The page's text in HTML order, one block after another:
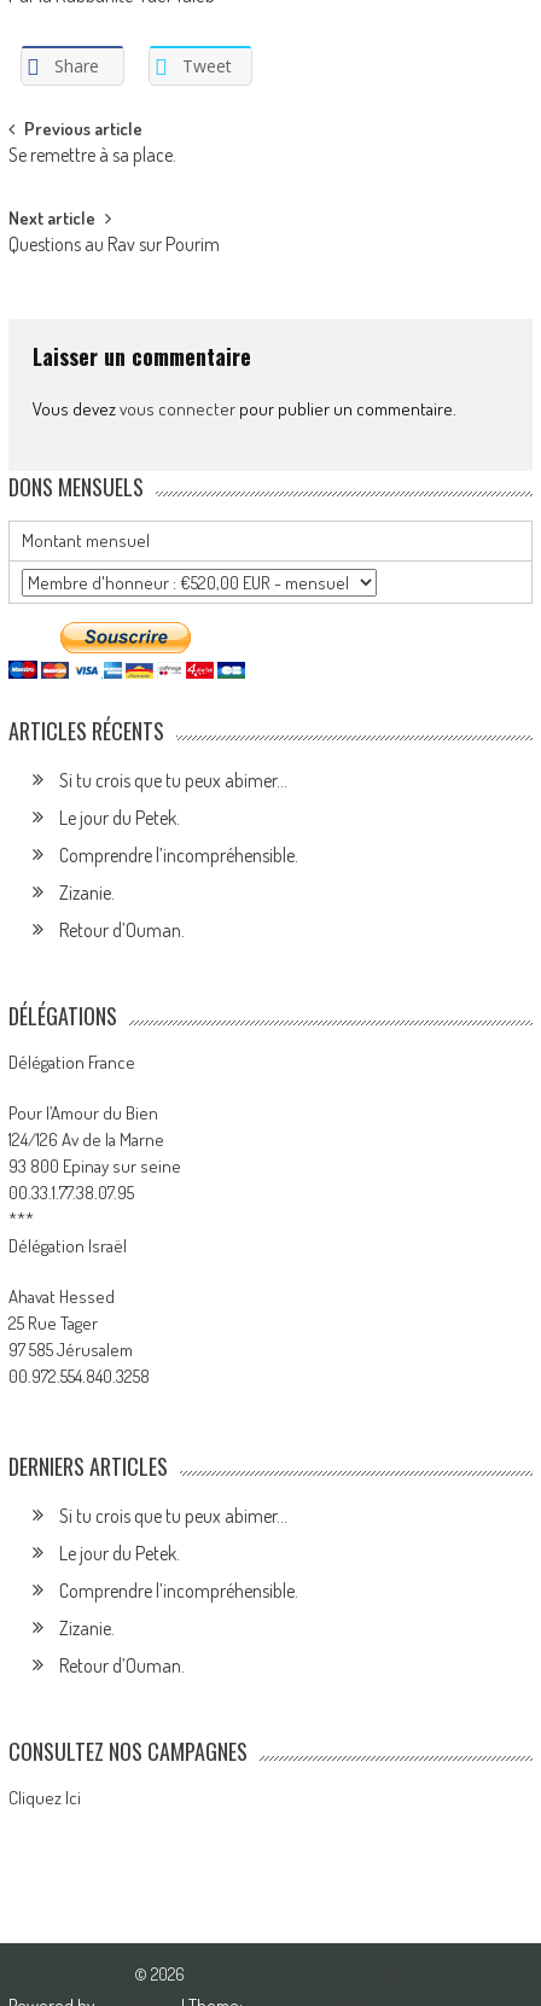
Share Tweet
Post
navigation
Previous article
Se remettre à sa place.
Next article
Questions au Rav sur Pourim
Laisser un commentaire
Vous devezvous connecterpour publier un commentaire.
DONS MENSUELS
Montant mensuel
ARTICLES RÉCENTS
Si tu crois que tu peux abimer…
Le jour du Petek.
Comprendre l’incompréhensible.
Zizanie.
Retour d’Ouman.
DÉLÉGATIONS
Délégation France
Pour l’Amour du Bien
124/126 Av de la Marne
93 800 Epinay sur seine
00.33.1.77.38.07.95
***
Délégation Israël
Ahavat Hessed
25 Rue Tager
97 585 Jérusalem
00.972.554.840.3258
DERNIERS ARTICLES
Si tu crois que tu peux abimer…
Le jour du Petek.
Comprendre l’incompréhensible.
Zizanie.
Retour d’Ouman.
CONSULTEZ NOS CAMPAGNES
Cliquez Ici
© 2026